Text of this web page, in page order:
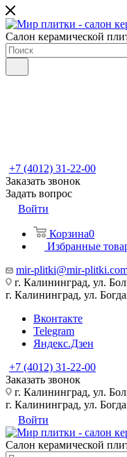
Салон керамической
+7 (4012) 31-22-00
Заказать звонок
Задать вопрос
Войти
Корзина0
Избранные
mir-plitki@mir-
г. Калининград, ул.
г. Калининград, ул.
Вконтакте
Telegram
Яндекс.Дзен
+7 (4012) 31-22-00
Заказать звонок
г. Калининград, ул.
г. Калининград, ул.
Войти
Салон керамической